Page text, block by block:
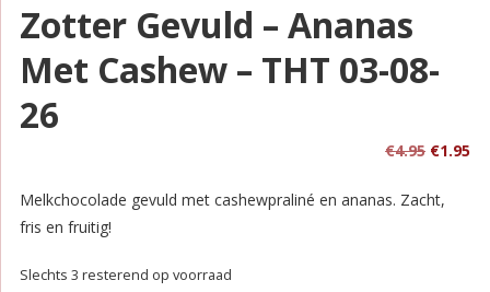
Zotter Gevuld – Ananas
Met Cashew – THT 03-08-
26
€4.95
was:
€1.95
Melkchocolade gevuld met cashewpraliné en ananas. Zacht,
fris en fruitig!
Slechts 3 resterend op voorraad